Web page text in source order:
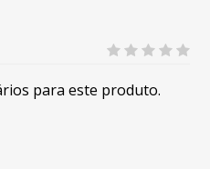
para este produto.